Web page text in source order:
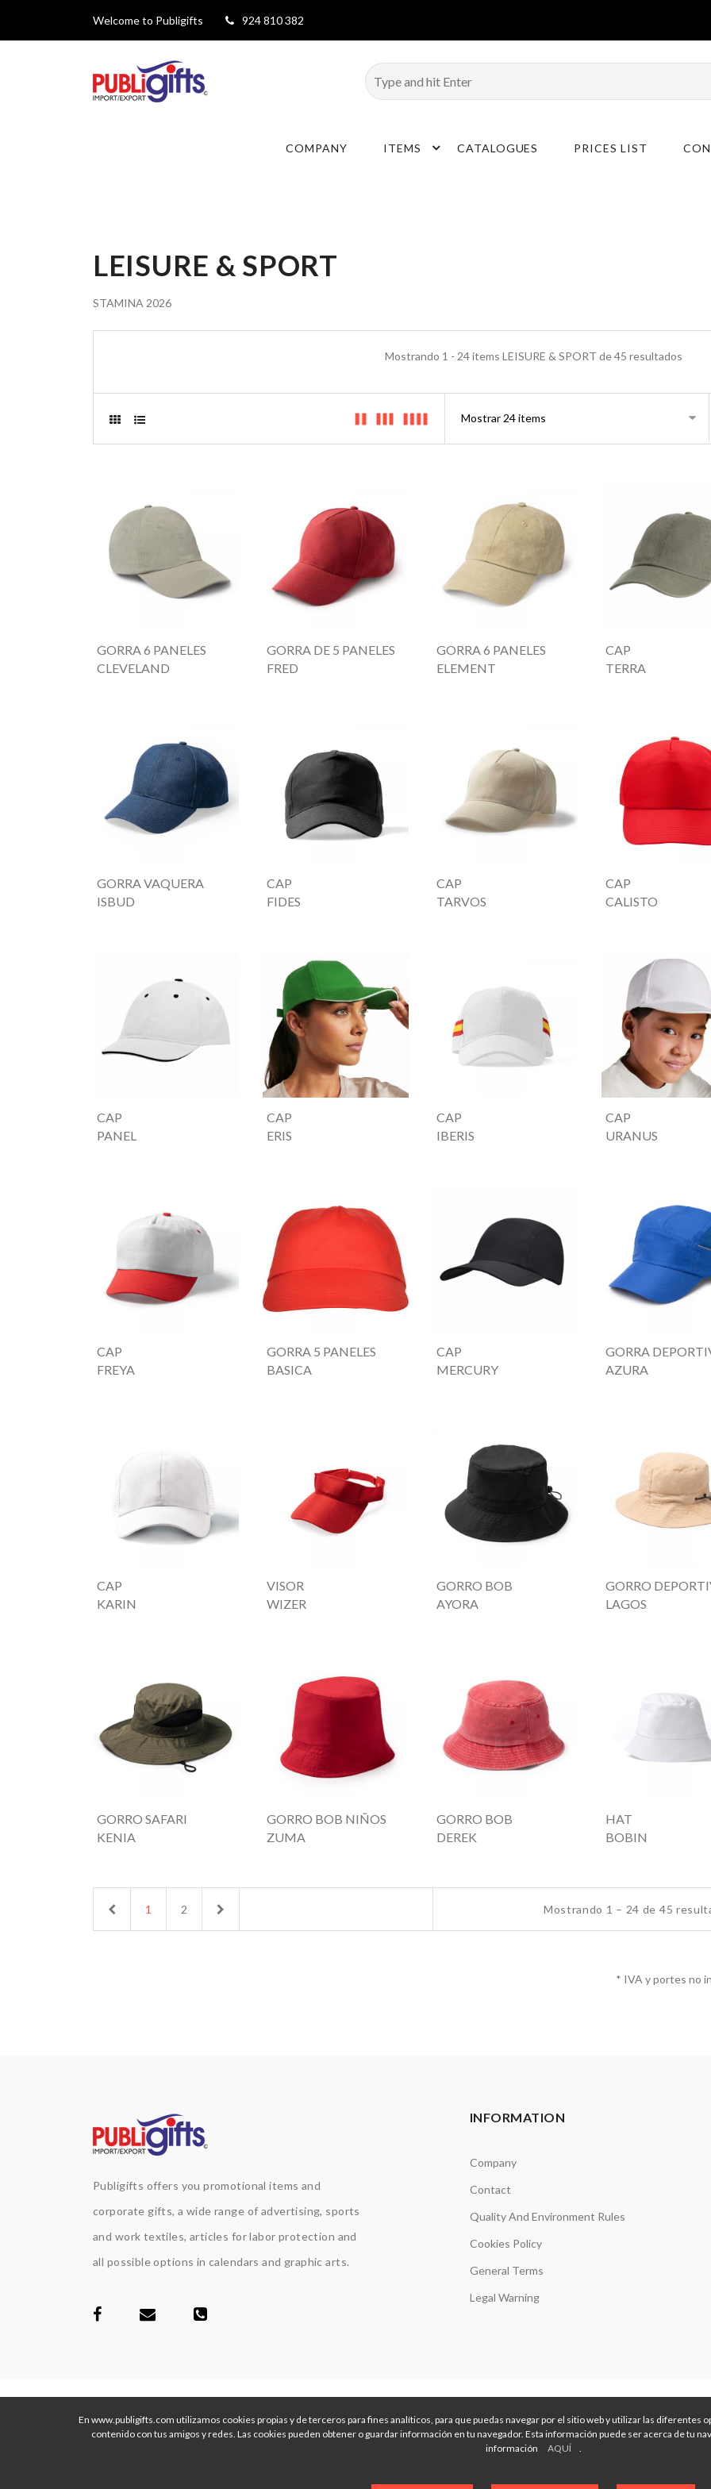
Welcome to Publigifts 924 810 382
COMPANY ITEMS CATALOGUES PRICES LIST
LEISURE & SPORT
STAMINA 2026
Mostrando 1 - 24 items LEISURE & SPORT de 45 resultados
GORRA 6 PANELES
CLEVELAND
GORRA DE 5 PANELES
FRED
GORRA 6 PANELES
ELEMENT
CAP
TERRA
GORRA VAQUERA
ISBUD
CAP
FIDES
CAP
TARVOS
CAP
CALISTO
CAP
PANEL
CAP
ERIS
CAP
IBERIS
CAP
URANUS
CAP
FREYA
GORRA 5 PANELES
BASICA
CAP
MERCURY
GORRA
AZURA
CAP
KARIN
VISOR
WIZER
GORRO BOB
AYORA
GORRO
LAGOS
GORRO SAFARI
KENIA
GORRO BOB NIÑOS
ZUMA
GORRO BOB
DEREK
HAT
BOBIN
Previous
1 2 Mostrando 1 – 24 de 45
* IVA y portes no
Publigifts offers you promotional items and
corporate gifts, a wide range of advertising, sports
and work textiles, articles for labor protection and
all possible options in calendars and graphic arts.
INFORMATION
Company
Contact
Quality And Environment Rules
Cookies Policy
General Terms
Legal Warning
En www.publigifts.com utilizamos cookies propias y de terceros para fines analíticos, para que puedas navegar por el sitio web y utilizar las
contenido con tus amigos y redes. Las cookies pueden obtener o guardar información en tu navegador. Esta información puede ser acerca de tu
información
AQUÍ .